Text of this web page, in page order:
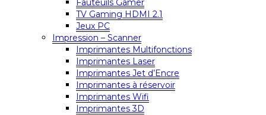
Fauteuils Gamer
TV Gaming HDMI 2.1
Jeux PC
Impression – Scanner
Imprimantes Multifonctions
Imprimantes Laser
Imprimantes Jet d’Encre
Imprimantes à réservoir
Imprimantes Wifi
Imprimantes 3D